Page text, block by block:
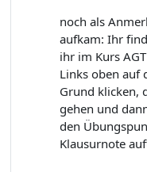
noch als
aufkam: Ihr
ihr im Kurs
Links oben auf
Grund klicken,
gehen und
den
Klausurnote